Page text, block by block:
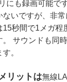
にも録画可能で
ないですが、非
15秒間で1メガ程
。 サウンドも同
。
リットは無線